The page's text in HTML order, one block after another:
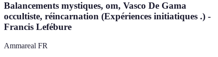
Balancements mystiques, om, Vasco De Gama
occultiste, réincarnation (Expériences initiatiques .) -
Francis Lefébure
Ammareal FR